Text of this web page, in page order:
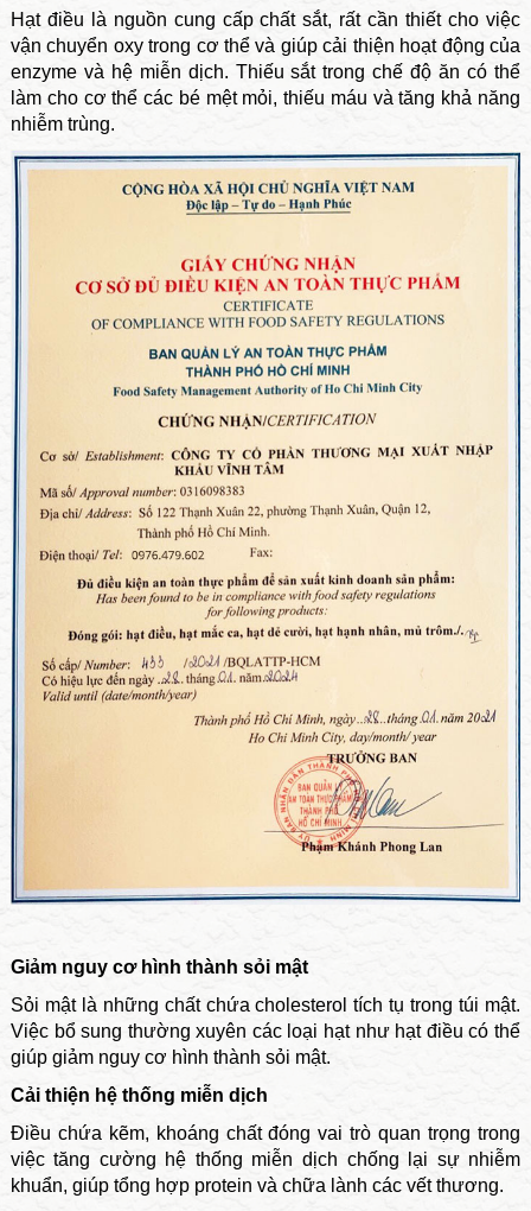
Hạt điều là nguồn cung cấp chất sắt, rất cần thiết cho việc
vận chuyển oxy trong cơ thể và giúp cải thiện hoạt động của
enzyme và hệ miễn dịch. Thiếu sắt trong chế độ ăn có thể
làm cho cơ thể các bé mệt mỏi, thiếu máu và tăng khả năng
nhiễm trùng.
Giảm nguy cơ hình thành sỏi mật
Sỏi mật là những chất chứa cholesterol tích tụ trong túi mật.
Việc bổ sung thường xuyên các loại hạt như hạt điều có thể
giúp giảm nguy cơ hình thành sỏi mật.
Cải thiện hệ thống miễn dịch
Điều chứa kẽm, khoáng chất đóng vai trò quan trọng trong
việc tăng cường hệ thống miễn dịch chống lại sự nhiễm
khuẩn, giúp tổng hợp protein và chữa lành các vết thương.